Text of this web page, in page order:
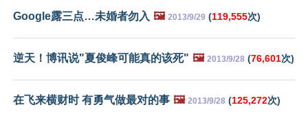
Google露三点…未婚者勿入 🖼️ 2013/9/29 (119,555次)
逆天！博讯说"夏俊峰可能真的该死" 🖼️ 2013/9/28 (76,601次)
在飞来横财时 有勇气做最对的事 🖼️ 2013/9/28 (125,272次)